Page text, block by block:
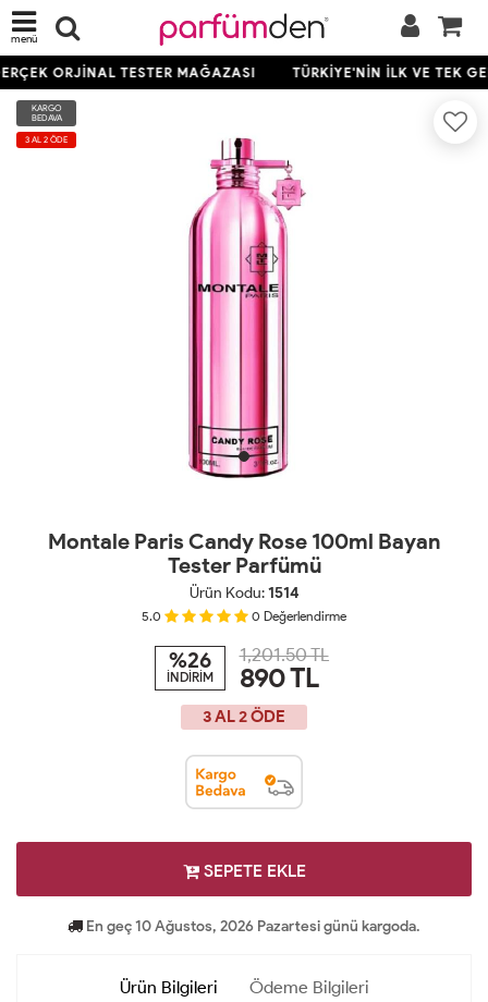
menü
ORJİNAL TESTER MAĞAZASI TÜRKİYE'NİN İLK VE TEK
KARGO
BEDAVA
3 AL 2 ÖDE
Montale Paris Candy Rose 100ml Bayan
Tester Parfümü
Ürün Kodu:1514
5.0 0 Değerlendirme
%26
İNDİRİM
1,201.50 TL
890TL
3 AL 2 ÖDE
SEPETE EKLE
En geç 10 Ağustos, 2026 Pazartesi günü kargoda.
Ürün Bilgileri Ödeme Bilgileri